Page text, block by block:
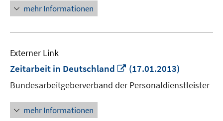
mehr Informationen
Externer Link
Zeitarbeit in Deutschland
In
Fenster
(17.01.2013)
Bundesarbeitgeberverband der Personaldienstleister
mehr Informationen